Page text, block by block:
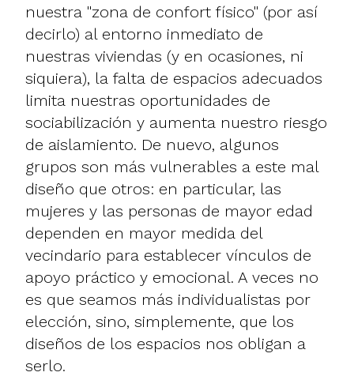
nuestra "zona de confort físico" (por así
decirlo) al entorno inmediato de
nuestras viviendas (y en ocasiones, ni
siquiera), la falta de espacios adecuados
limita nuestras oportunidades de
sociabilización y aumenta nuestro riesgo
de aislamiento. De nuevo, algunos
grupos son más vulnerables a este mal
diseño que otros: en particular, las
mujeres y las personas de mayor edad
dependen en mayor medida del
vecindario para establecer vínculos de
apoyo práctico y emocional. A veces no
es que seamos más individualistas por
elección, sino, simplemente, que los
diseños de los espacios nos obligan a
serlo.